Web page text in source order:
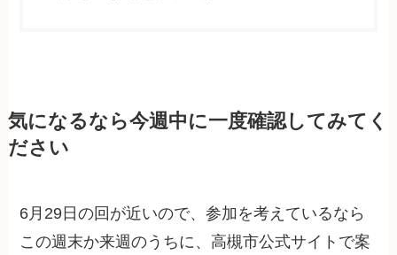
気になるなら今週中に一度確認してみてく
ださい
6月29日の回が近いので、参加を考えているなら
この週末か来週のうちに、高槻市公式サイトで案